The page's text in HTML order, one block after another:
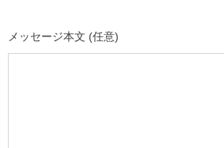
メッセージ本文 (任意)